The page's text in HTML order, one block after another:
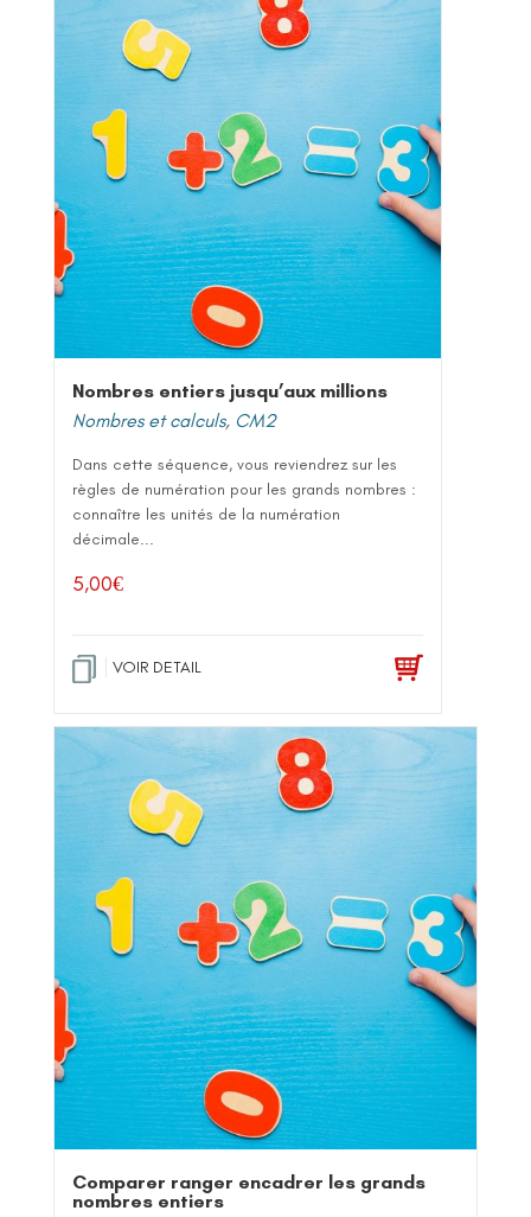
Nombres entiers jusqu’aux millions
Nombres et calculs, CM2
Dans cette séquence, vous reviendrez sur les
règles de numération pour les grands nombres :
connaître les unités de la numération
décimale...
5,00€
VOIR DETAIL
Comparer ranger encadrer les grands
nombres entiers